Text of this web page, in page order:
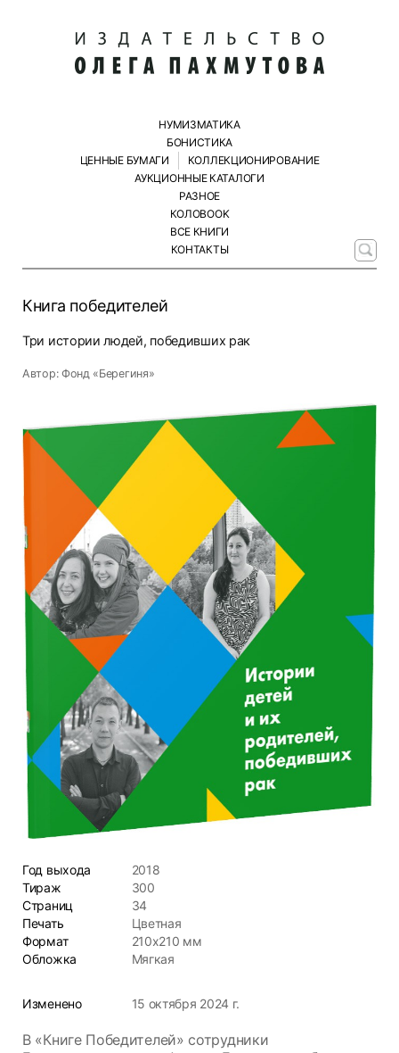
НУМИЗМАТИКА
БОНИСТИКА
ЦЕННЫЕ БУМАГИ
КОЛЛЕКЦИОНИРОВАНИЕ
АУКЦИОННЫЕ КАТАЛОГИ
РАЗНОЕ
КОЛОBOOK
ВСЕ КНИГИ
КОНТАКТЫ
Книга победителей
Три истории людей, победивших рак
Автор: Фонд «Берегиня»
Год выхода
2018
Тираж
300
Страниц
34
Печать
Цветная
Формат
210х210 мм
Обложка
Мягкая
Изменено 15 октября 2024 г.
В «Книге Победителей» сотрудники